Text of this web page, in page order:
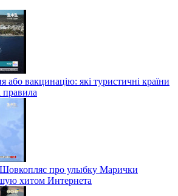
або вакцинацію: які туристичні країни
правила
про улыбку Марички
хитом Интернета